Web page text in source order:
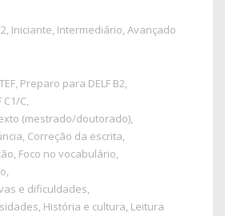
, Iniciante, Intermediário, Avançado
, Preparo para DELF B2,
C1/C,
(mestrado/doutorado),
, Correção da escrita,
, Foco no vocabulário,
,
e dificuldades,
, História e cultura, Leitura